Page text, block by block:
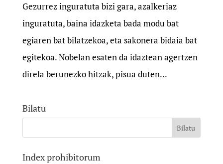
Gezurrez inguratuta bizi gara, azalkeriaz
inguratuta, baina idazketa bada modu bat
egiaren bat bilatzekoa, eta sakonera bidaia bat
egitekoa. Nobelan esaten da idaztean agertzen
direla berunezko hitzak, pisua duten...
Bilatu
Index prohibitorum